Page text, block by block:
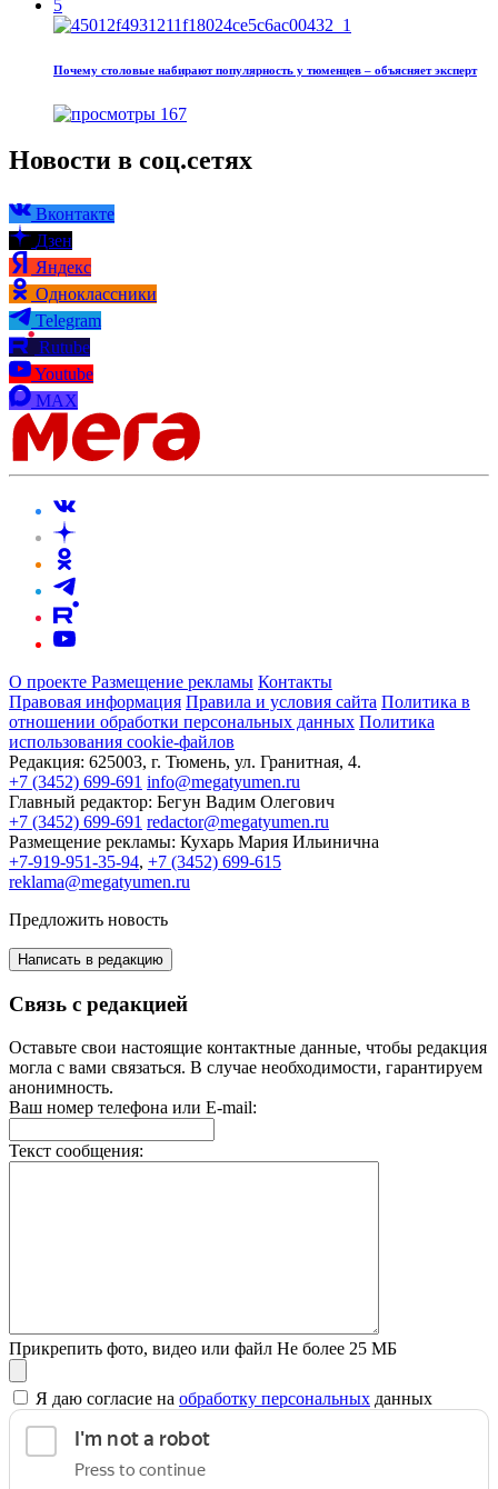
5
Почему столовые набирают популярность у тюменцев – объясняет эксперт
167
Новости в соц.сетях
Вконтакте
Дзен
Яндекс
Одноклассники
Telegram
Rutube
Youtube
MAX
О проекте Размещение рекламы Контакты
Правовая информация Правила и условия сайта Политика в
отношении обработки персональных данных Политика
использования cookie-файлов
Редакция: 625003, г. Тюмень, ул. Гранитная, 4.
+7 (3452) 699-691 info@megatyumen.ru
Главный редактор: Бегун Вадим Олегович
+7 (3452) 699-691 redactor@megatyumen.ru
Размещение рекламы: Кухарь Мария Ильинична
+7-919-951-35-94, +7 (3452) 699-615
reklama@megatyumen.ru
Предложить новость
Написать в редакцию
Связь с редакцией
Оставьте свои настоящие контактные данные, чтобы редакция
могла с вами связаться. В случае необходимости, гарантируем
анонимность.
Ваш номер телефона или E-mail:
Текст сообщения:
Прикрепить фото, видео или файл Не более 25 МБ
Я даю согласие на обработку персональных данных